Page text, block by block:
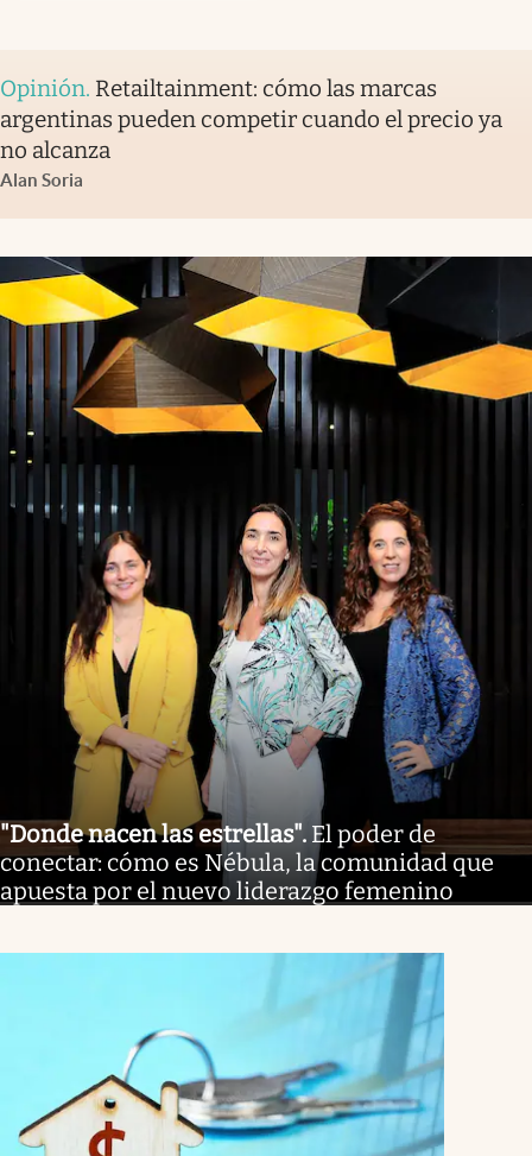
Opinión. Retailtainment: cómo las marcas
argentinas pueden competir cuando el precio ya
no alcanza
Alan Soria
"Donde nacen las estrellas". El poder de
conectar: cómo es Nébula, la comunidad que
apuesta por el nuevo liderazgo femenino